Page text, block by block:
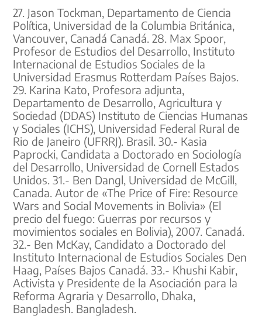
27. Jason Tockman, Departamento de Ciencia
Política, Universidad de la Columbia Británica,
Vancouver, Canadá Canadá. 28. Max Spoor,
Profesor de Estudios del Desarrollo, Instituto
Internacional de Estudios Sociales de la
Universidad Erasmus Rotterdam Países Bajos.
29. Karina Kato, Profesora adjunta,
Departamento de Desarrollo, Agricultura y
Sociedad (DDAS) Instituto de Ciencias Humanas
y Sociales (ICHS), Universidad Federal Rural de
Rio de Janeiro (UFRRJ). Brasil. 30.- Kasia
Paprocki, Candidata a Doctorado en Sociología
del Desarrollo, Universidad de Cornell Estados
Unidos. 31.- Ben Dangl, Universidad de McGill,
Canada. Autor de «The Price of Fire: Resource
Wars and Social Movements in Bolivia» (El
precio del fuego: Guerras por recursos y
movimientos sociales en Bolivia), 2007. Canadá.
32.- Ben McKay, Candidato a Doctorado del
Instituto Internacional de Estudios Sociales Den
Haag, Países Bajos Canadá. 33.- Khushi Kabir,
Activista y Presidente de la Asociación para la
Reforma Agraria y Desarrollo, Dhaka,
Bangladesh. Bangladesh.